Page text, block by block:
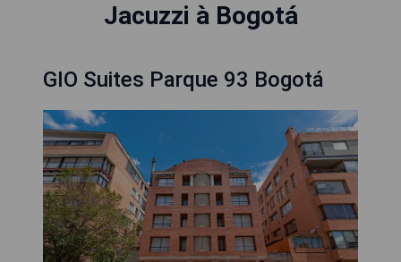
Jacuzzi à Bogotá
GIO Suites Parque 93 Bogotá